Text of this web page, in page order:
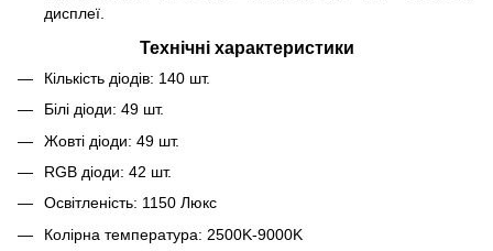
дисплеї.
Технічні характеристики
Кількість діодів: 140 шт.
Білі діоди: 49 шт.
Жовті діоди: 49 шт.
RGB діоди: 42 шт.
Освітленість: 1150 Люкс
Колірна температура: 2500K-9000K